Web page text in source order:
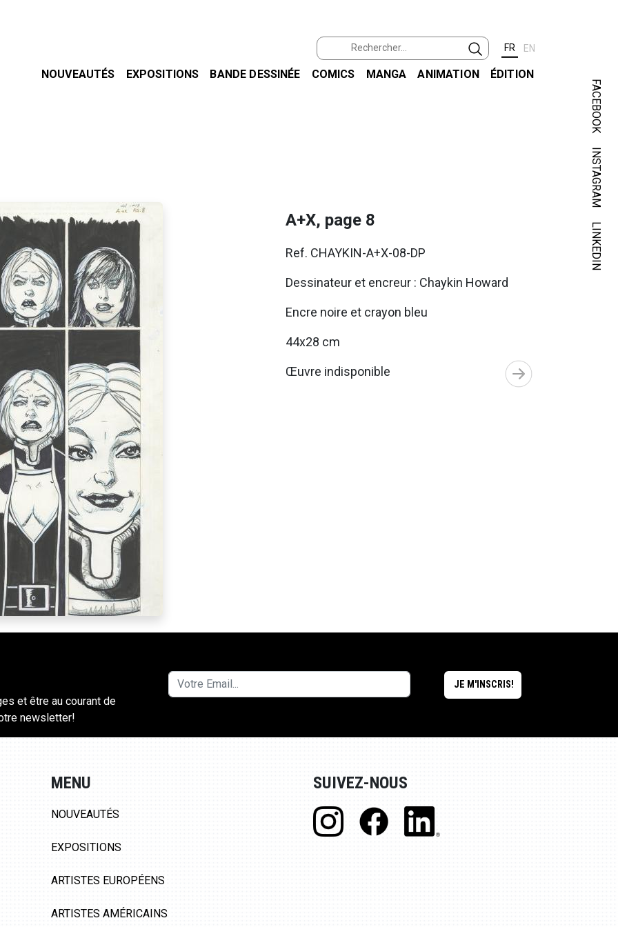
FR EN
NOUVEAUTÉS EXPOSITIONS BANDE DESSINÉE COMICS MANGA ANIMATION ÉDITION
FACEBOOK
INSTAGRAM
LINKEDIN
A+X, page 8
Ref. CHAYKIN-A+X-08-DP
Dessinateur et encreur : Chaykin Howard
Encre noire et crayon bleu
44x28 cm
Œuvre indisponible
et être au courant de
newsletter!
MENU
NOUVEAUTÉS
EXPOSITIONS
ARTISTES EUROPÉENS
ARTISTES AMÉRICAINS
SUIVEZ-NOUS